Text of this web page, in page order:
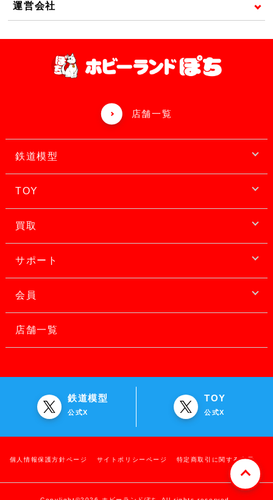
運営会社
店舗一覧
鉄道模型
TOY
買取
サポート
会員
店舗一覧
鉄道模型
公式X
TOY
公式X
個人情報保護方針ページ サイトポリシーページ 特定商取引に関する表示